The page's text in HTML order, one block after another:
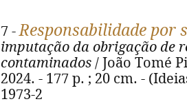
7 -Responsabilidade por
imputação da obrigação de
contaminados / João Tomé
2024. - 177 p. ; 20 cm. -
1973-2